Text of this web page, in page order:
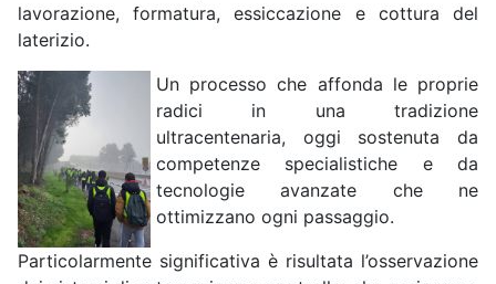
lavorazione, formatura, essiccazione e cottura del
laterizio.
Un processo che affonda le proprie
radici in una tradizione
ultracentenaria, oggi sostenuta da
competenze specialistiche e da
tecnologie avanzate che ne
ottimizzano ogni passaggio.
Particolarmente significativa è risultata l’osservazione